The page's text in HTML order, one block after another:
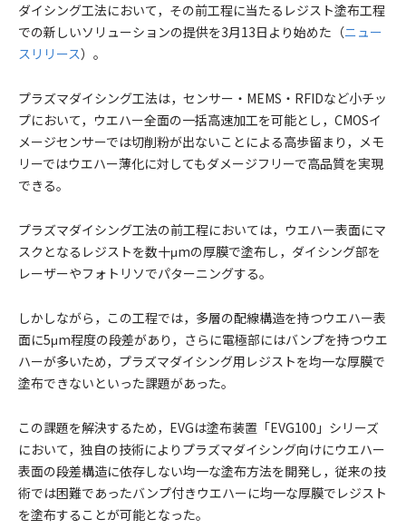
ダイシング工法において，その前工程に当たるレジスト塗布工程
での新しいソリューションの提供を3月13日より始めた（ニュー
スリリース）。
プラズマダイシング工法は，センサー・MEMS・RFIDなど小チッ
プにおいて，ウエハー全面の一括高速加工を可能とし，CMOSイ
メージセンサーでは切削粉が出ないことによる高歩留まり，メモ
リーではウエハー薄化に対してもダメージフリーで高品質を実現
できる。
プラズマダイシング工法の前工程においては，ウエハー表面にマ
スクとなるレジストを数十μmの厚膜で塗布し，ダイシング部を
レーザーやフォトリソでパターニングする。
しかしながら，この工程では，多層の配線構造を持つウエハー表
面に5μm程度の段差があり，さらに電極部にはバンプを持つウエ
ハーが多いため，プラズマダイシング用レジストを均一な厚膜で
塗布できないといった課題があった。
この課題を解決するため，EVGは塗布装置「EVG100」シリーズ
において，独自の技術によりプラズマダイシング向けにウエハー
表面の段差構造に依存しない均一な塗布方法を開発し，従来の技
術では困難であったバンプ付きウエハーに均一な厚膜でレジスト
を塗布することが可能となった。